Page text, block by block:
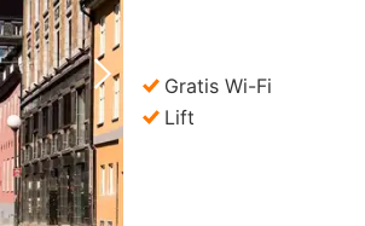
Volgende foto
Gratis Wi-Fi
Lift